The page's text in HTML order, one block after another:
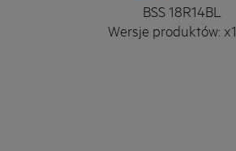
BSS 18R14BL
Wersje produktów: x1